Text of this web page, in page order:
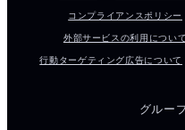
コンプライアンスポリシー
外部サービスの利用について
行動ターゲティング広告について